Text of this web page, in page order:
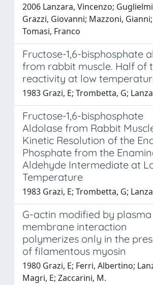
2006 Lanzara, Vincenzo;
Grazzi, Giovanni; Mazzoni,
Tomasi, Franco
Fructose-1,6-bisphosphate
from rabbit muscle. Half of
reactivity at low
1983 Grazi, E; Trombetta, G;
Fructose-1,6-bisphosphate
Aldolase from Rabbit
Kinetic Resolution of the
Phosphate from the
Aldehyde Intermediate at
Temperature
1983 Grazi, E; Trombetta, G;
G-actin modified by plasma
membrane interaction
polymerizes only in the
of filamentous myosin
1980 Grazi, E; Ferri, Albertino;
Magri, E; Zaccarini, M.